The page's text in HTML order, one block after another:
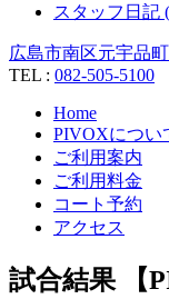
スタッフ日記
広島市南区元宇品
TEL : 082-505-5100
Home
PIVOXについ
ご利用案内
ご利用料金
コート予約
アクセス
試合結果 【